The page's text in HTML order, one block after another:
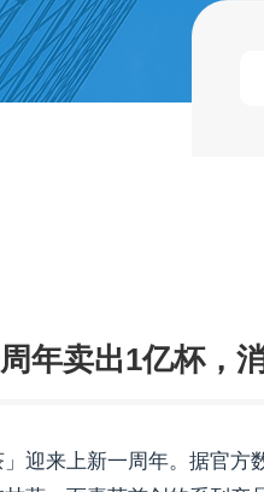
年卖出1亿杯，
迎来上新一周年。据官